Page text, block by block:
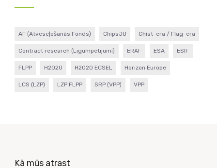
AF (Atveseļošanās Fonds) ChipsJU Chist-era / Flag-era
Contract research (Līgumpētījumi) ERAF ESA ESIF
FLPP H2020 H2020 ECSEL Horizon Europe
LCS (LZP) LZP FLPP SRP (VPP) VPP
Kā mūs atrast